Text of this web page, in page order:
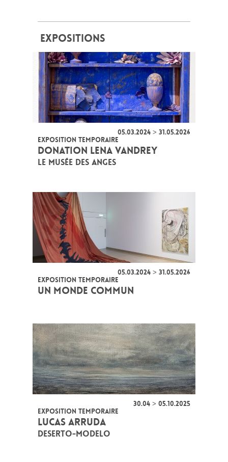
EXPOSITIONS
05.03.2024 > 31.05.2026
EXPOSITION TEMPORAIRE
DONATION LENA VANDREY
LE MUSÉE DES ANGES
05.03.2024 > 31.05.2026
EXPOSITION TEMPORAIRE
UN MONDE COMMUN
30.04 > 05.10.2025
EXPOSITION TEMPORAIRE
LUCAS ARRUDA
DESERTO-MODELO